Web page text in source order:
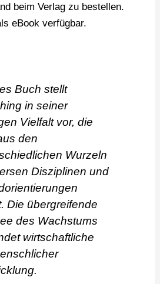
beim Verlag zu bestellen.
eBook verfügbar.
Buch stellt
in seiner
Vielfalt vor, die
den
Wurzeln
Disziplinen und
Die übergreifende
des Wachstums
wirtschaftliche